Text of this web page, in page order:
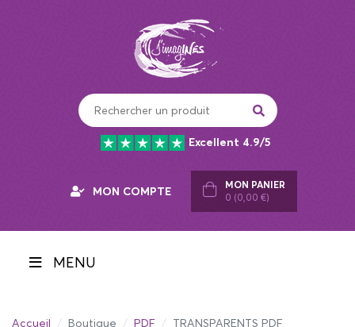
Excellent 4.9/5
MON COMPTE
MON PANIER
0 (0,00 €)
MENU
Accueil Boutique PDF TRANSPARENTS PDF